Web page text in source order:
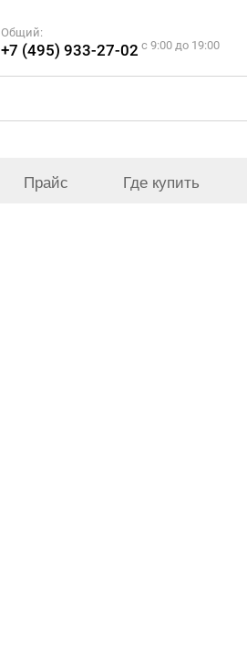
Общий:
+7 (495) 933-27-02 c 9:00 до 19:00
Прайс Где купить